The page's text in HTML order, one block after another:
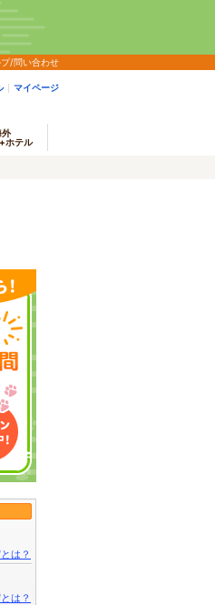
/問い合わせ
マイページ
外
ホテル
は？
は？